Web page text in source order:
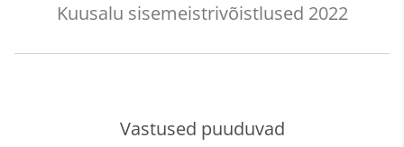
Kuusalu sisemeistrivõistlused 2022
Vastused puuduvad